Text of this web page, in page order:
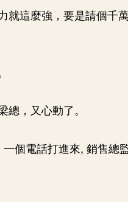
就這麼強，要是請個千
，又心動了。
個電話打進來, 銷售總